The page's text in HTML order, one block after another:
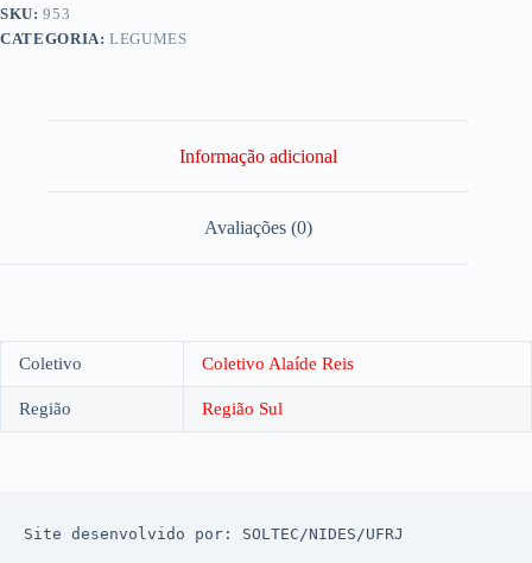
SKU:953
CATEGORIA:LEGUMES
Informação adicional
Avaliações (0)
Coletivo Coletivo Alaíde Reis
Região Região Sul
Site desenvolvido por: SOLTEC/NIDES/UFRJ